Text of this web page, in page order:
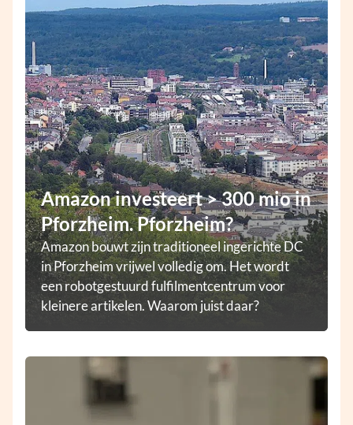
Amazon investeert > 300 mio in
Pforzheim. Pforzheim?
Amazon bouwt zijn traditioneel ingerichte DC
in Pforzheim vrijwel volledig om. Het wordt
een robotgestuurd fulfilmentcentrum voor
kleinere artikelen. Waarom juist daar?